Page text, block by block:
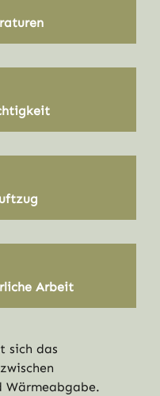
Arbeit
sich das
Wärmeabgabe.